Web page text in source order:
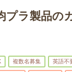
プラ製品の
複数名募集 英語不